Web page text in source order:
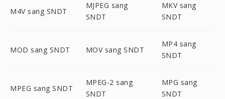
M4V sang SNDT
MJPEG sang
SNDT
MKV sang
SNDT
MOD sang SNDT MOV sang SNDT
MP4 sang
SNDT
MPEG sang SNDT
MPEG-2 sang
SNDT
MPG sang
SNDT